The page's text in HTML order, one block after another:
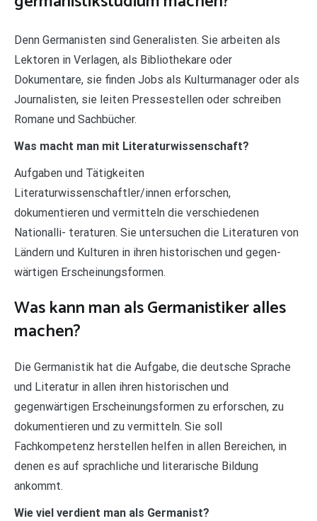
Denn Germanisten sind Generalisten. Sie arbeiten als
Lektoren in Verlagen, als Bibliothekare oder
Dokumentare, sie finden Jobs als Kulturmanager oder als
Journalisten, sie leiten Pressestellen oder schreiben
Romane und Sachbücher.
Was macht man mit Literaturwissenschaft?
Aufgaben und Tätigkeiten
Literaturwissenschaftler/innen erforschen,
dokumentieren und vermitteln die verschiedenen
Nationalli- teraturen. Sie untersuchen die Literaturen von
Ländern und Kulturen in ihren historischen und gegen-
wärtigen Erscheinungsformen.
Was kann man als Germanistiker alles
machen?
Die Germanistik hat die Aufgabe, die deutsche Sprache
und Literatur in allen ihren historischen und
gegenwärtigen Erscheinungsformen zu erforschen, zu
dokumentieren und zu vermitteln. Sie soll
Fachkompetenz herstellen helfen in allen Bereichen, in
denen es auf sprachliche und literarische Bildung
ankommt.
Wie viel verdient man als Germanist?